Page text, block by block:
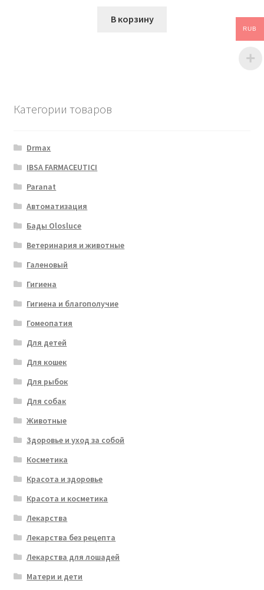
В корзину
Категории товаров
Drmax
IBSA FARMACEUTICI
Paranat
Автоматизация
Бады Olosluce
Ветеринария и животные
Галеновый
Гигиена
Гигиена и благополучие
Гомеопатия
Для детей
Для кошек
Для рыбок
Для собак
Животные
Здоровье и уход за собой
Косметика
Красота и здоровье
Красота и косметика
Лекарства
Лекарства без рецепта
Лекарства для лошадей
Матери и дети
RUB